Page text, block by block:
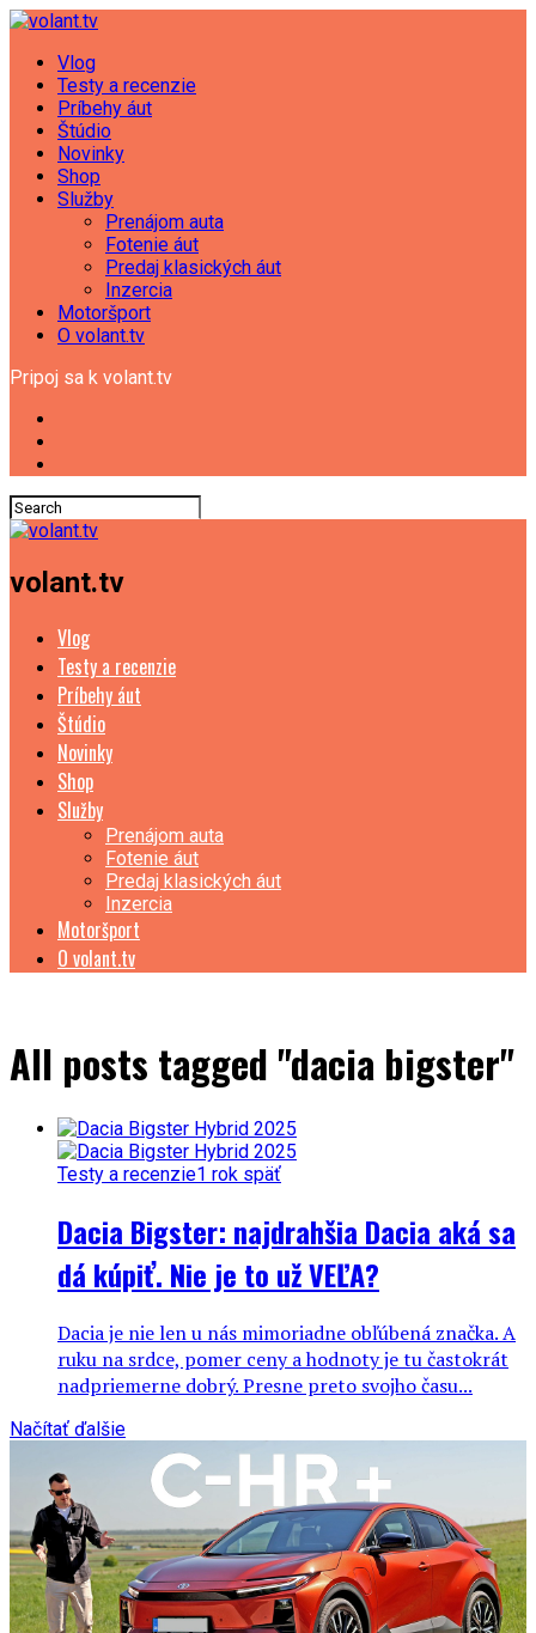
Vlog
Testy a recenzie
Príbehy áut
Štúdio
Novinky
Shop
Služby
Prenájom auta
Fotenie áut
Predaj klasických áut
Inzercia
Motoršport
O volant.tv
Pripoj sa k volant.tv
volant.tv
Vlog
Testy a recenzie
Príbehy áut
Štúdio
Novinky
Shop
Služby
Prenájom auta
Fotenie áut
Predaj klasických áut
Inzercia
Motoršport
O volant.tv
All posts tagged "dacia bigster"
Testy a recenzie1 rok späť
Dacia Bigster: najdrahšia Dacia aká sa
dá kúpiť. Nie je to už VEĽA?
Dacia je nie len u nás mimoriadne obľúbená značka. A
ruku na srdce, pomer ceny a hodnoty je tu častokrát
nadpriemerne dobrý. Presne preto svojho času...
Načítať ďalšie